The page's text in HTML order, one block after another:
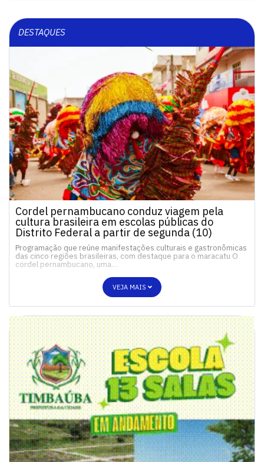
DESTAQUES
Cordel pernambucano conduz viagem pela
cultura brasileira em escolas públicas do
Distrito Federal a partir de segunda (10)
Programação que reúne manifestações culturais e gastronômicas
das cinco regiões brasileiras, com destaque para o maracatu O
cordel pernambucano, uma…
VEJA MAIS